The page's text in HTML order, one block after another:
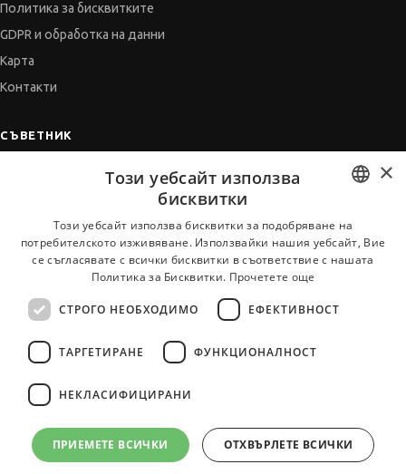
Политика за бисквитките
GDPR и обработка на данни
Карта
Контакти
СЪВЕТНИК
Когато получим оферта
Vihra AI
За новодошли
Всички услуги на JobTiger
BULGARIAN
ENGLISH
×
Този уебсайт използва
бисквитки
Този уебсайт използва бисквитки за подобряване на
потребителското изживяване. Използвайки нашия уебсайт, Вие
се съгласявате с всички бисквитки в съответствие с нашата
Политика за Бисквитки. Прочетете още
СТРОГО НЕОБХОДИМО ЕФЕКТИВНОСТ
ТАРГЕТИРАНЕ ФУНКЦИОНАЛНОСТ
НЕКЛАСИФИЦИРАНИ
ПРИЕМЕТЕ ВСИЧКИ ОТХВЪРЛЕТЕ ВСИЧКИ